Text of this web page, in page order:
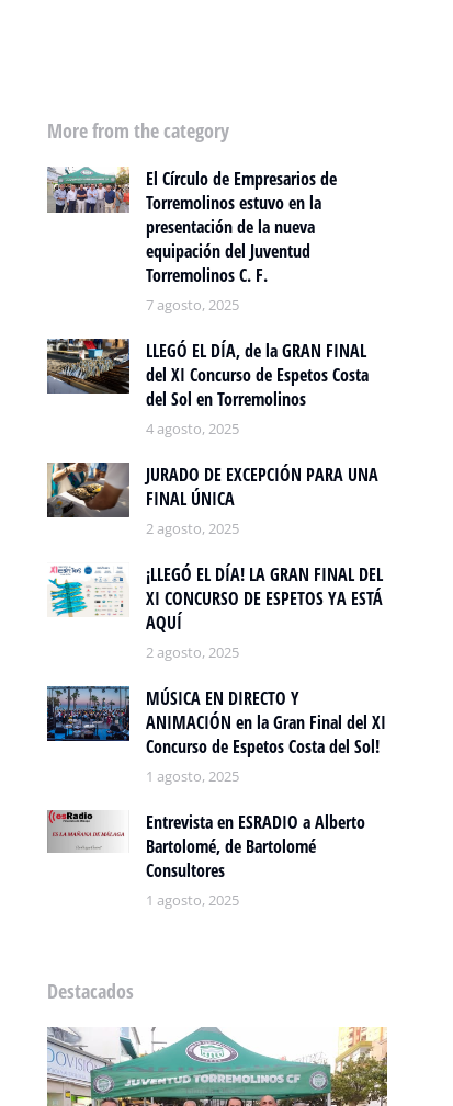
More from the category
El Círculo de Empresarios de
Torremolinos estuvo en la
presentación de la nueva
equipación del Juventud
Torremolinos C. F.
7 agosto, 2025
LLEGÓ EL DÍA, de la GRAN FINAL
del XI Concurso de Espetos Costa
del Sol en Torremolinos
4 agosto, 2025
JURADO DE EXCEPCIÓN PARA UNA
FINAL ÚNICA
2 agosto, 2025
¡LLEGÓ EL DÍA! LA GRAN FINAL DEL
XI CONCURSO DE ESPETOS YA ESTÁ
AQUÍ
2 agosto, 2025
MÚSICA EN DIRECTO Y
ANIMACIÓN en la Gran Final del XI
Concurso de Espetos Costa del Sol!
1 agosto, 2025
Entrevista en ESRADIO a Alberto
Bartolomé, de Bartolomé
Consultores
1 agosto, 2025
Destacados